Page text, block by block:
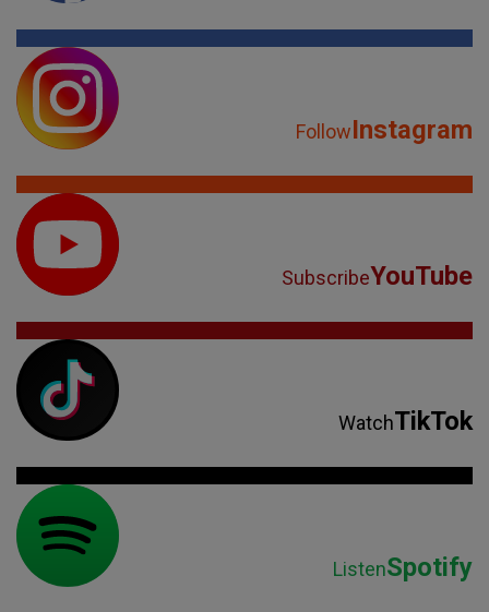
FollowInstagram
SubscribeYouTube
WatchTikTok
ListenSpotify